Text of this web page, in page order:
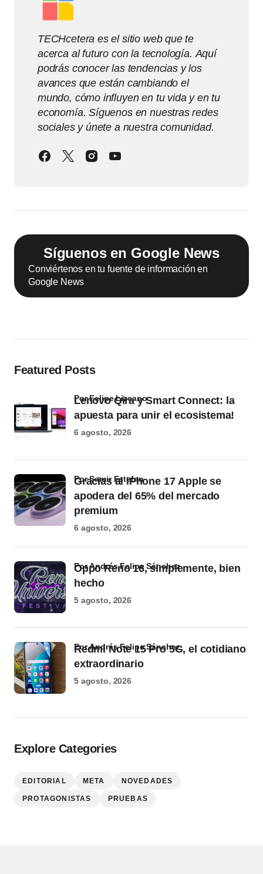
TECHcetera es el sitio web que te
acerca al futuro con la tecnología. Aquí
podrás conocer las tendencias y los
avances que están cambiando el
mundo, cómo influyen en tu vida y en tu
economía. Síguenos en nuestras redes
sociales y únete a nuestra comunidad.
Síguenos en Google News
Conviértenos en tu fuente de información en
Google News
Featured Posts
Lenovo Qira y Smart Connect: la
apuesta para unir el ecosistema!
por Felipe Lizcano
6 agosto, 2026
Gracias al iPhone 17 Apple se
apodera del 65% del mercado
premium
por Samir Estefan
6 agosto, 2026
Oppo Reno 16, simplemente, bien
hecho
por Andrés Felipe Sánchez
5 agosto, 2026
Redmi Note 15 Pro 5G, el cotidiano
extraordinario
por Andrés Felipe Sánchez
5 agosto, 2026
Explore Categories
EDITORIAL META NOVEDADES
PROTAGONISTAS PRUEBAS